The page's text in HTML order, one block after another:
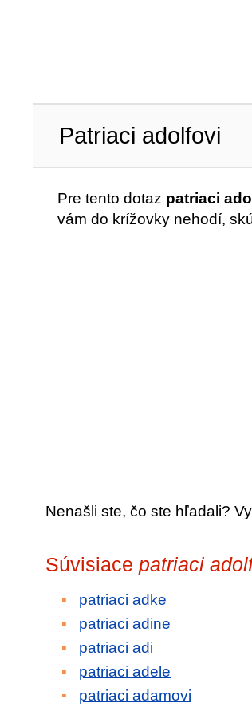
Patriaci adolfovi
Pre tento dotaz patriaci
vám do krížovky nehodí,
Nenašli ste, čo ste hľadali?
Súvisiace patriaci
patriaci adke
patriaci adine
patriaci adi
patriaci adele
patriaci adamovi